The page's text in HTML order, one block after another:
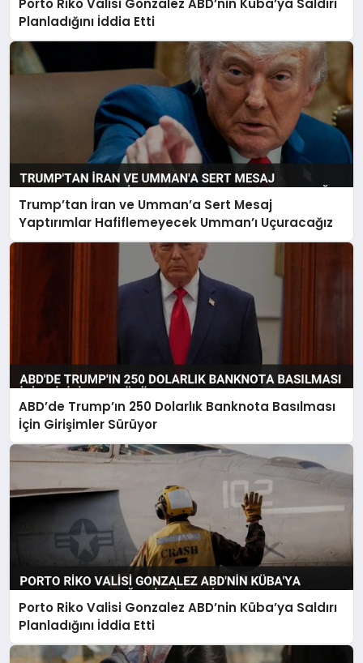
Planladığını İddia Etti
Trump’tan İran ve Umman’a Sert Mesaj
Yaptırımlar Hafiflemeyecek Umman’ı Uçuracağız
ABD’de Trump’ın 250 Dolarlık Banknota Basılması
İçin Girişimler Sürüyor
Porto Riko Valisi Gonzalez ABD’nin Küba’ya Saldırı
Planladığını İddia Etti